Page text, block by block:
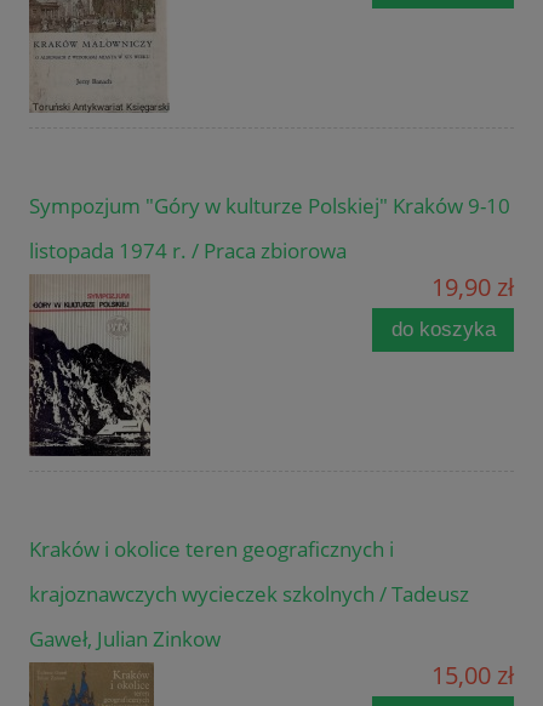
Sympozjum "Góry w kulturze Polskiej" Kraków 9-10
listopada 1974 r. / Praca zbiorowa
19,90 zł
do koszyka
Kraków i okolice teren geograficznych i
krajoznawczych wycieczek szkolnych / Tadeusz
Gaweł, Julian Zinkow
15,00 zł